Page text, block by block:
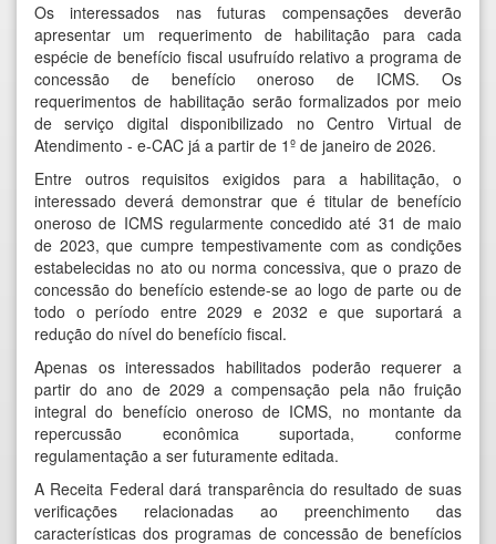
Os interessados nas futuras compensações deverão
apresentar um requerimento de habilitação para cada
espécie de benefício fiscal usufruído relativo a programa de
concessão de benefício oneroso de ICMS. Os
requerimentos de habilitação serão formalizados por meio
de serviço digital disponibilizado no Centro Virtual de
Atendimento - e-CAC já a partir de 1º de janeiro de 2026.
Entre outros requisitos exigidos para a habilitação, o
interessado deverá demonstrar que é titular de benefício
oneroso de ICMS regularmente concedido até 31 de maio
de 2023, que cumpre tempestivamente com as condições
estabelecidas no ato ou norma concessiva, que o prazo de
concessão do benefício estende-se ao logo de parte ou de
todo o período entre 2029 e 2032 e que suportará a
redução do nível do benefício fiscal.
Apenas os interessados habilitados poderão requerer a
partir do ano de 2029 a compensação pela não fruição
integral do benefício oneroso de ICMS, no montante da
repercussão econômica suportada, conforme
regulamentação a ser futuramente editada.
A Receita Federal dará transparência do resultado de suas
verificações relacionadas ao preenchimento das
características dos programas de concessão de benefícios